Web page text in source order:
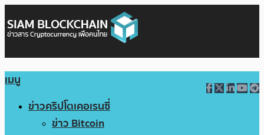
เมนู
ข่าวคริปโตเคอเรนซี่
ข่าว Bitcoin